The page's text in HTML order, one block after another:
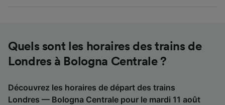
Quels sont les horaires des trains de
Londres à Bologna Centrale ?
Découvrez les horaires de départ des trains
Londres — Bologna Centrale pour le mardi 11 août